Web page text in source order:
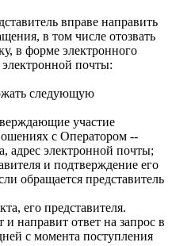
вправе направить
в том числе отозвать
в форме электронного
почты:
следующую
участие
с Оператором --
адрес электронной почты;
и подтверждение его
обращается представитель
его представителя.
и направит ответ на запрос в
с момента поступления